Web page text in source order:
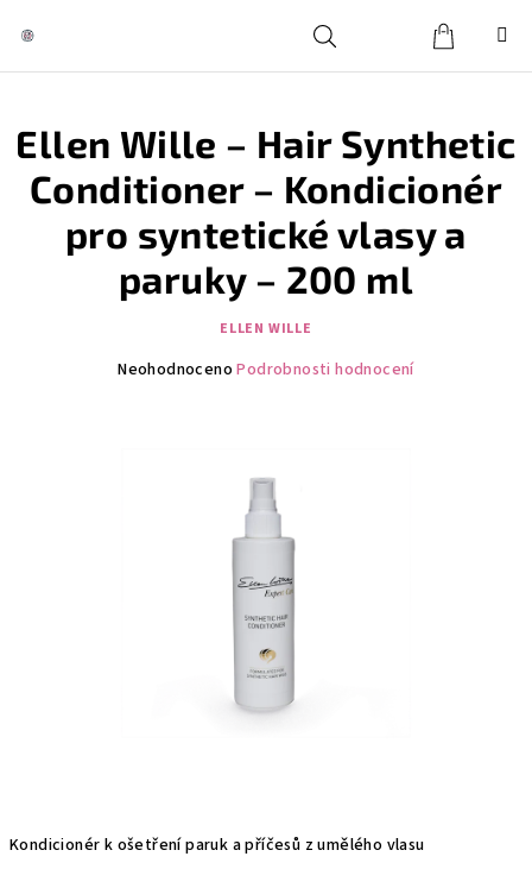
HledatPřihlášeníKošík
Kondicionér k ošetření paruk a příčesů z umělého vlasu
Ellen Wille – Hair Synthetic
Conditioner – Kondicionér
pro syntetické vlasy a
paruky – 200 ml
ELLEN WILLE
Průměrné
Neohodnoceno Podrobnosti hodnocení